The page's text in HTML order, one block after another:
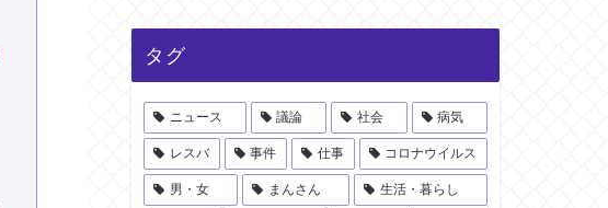
タグ
ニュース 議論 社会 病気
レスバ 事件 仕事 コロナウイルス
男・女 まんさん 生活・暮らし